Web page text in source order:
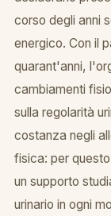
corso degli anni
energico. Con il
quarant'anni,
cambiamenti
sulla regolarità
costanza negli
fisica: per
un supporto
urinario in ogni